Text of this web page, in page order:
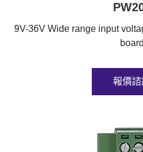
9V-36V Wide range input
board
報價諮